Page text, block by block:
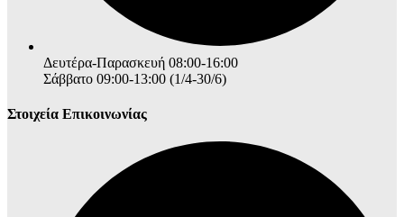
Δευτέρα-Παρασκευή 08:00-16:00
Σάββατο 09:00-13:00 (1/4-30/6)
Στοιχεία Επικοινωνίας